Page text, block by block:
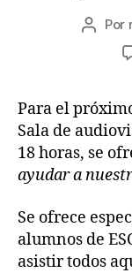
Autor
Por
Para el
Sala de
18 horas, se
ayudar a
Se ofrece
alumnos de
asistir todos